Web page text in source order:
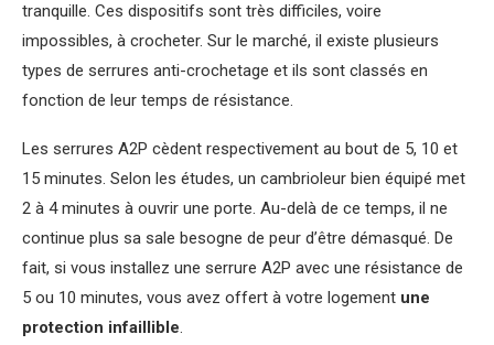
tranquille. Ces dispositifs sont très difficiles, voire
impossibles, à crocheter. Sur le marché, il existe plusieurs
types de serrures anti-crochetage et ils sont classés en
fonction de leur temps de résistance.
Les serrures A2P cèdent respectivement au bout de 5, 10 et
15 minutes. Selon les études, un cambrioleur bien équipé met
2 à 4 minutes à ouvrir une porte. Au-delà de ce temps, il ne
continue plus sa sale besogne de peur d’être démasqué. De
fait, si vous installez une serrure A2P avec une résistance de
5 ou 10 minutes, vous avez offert à votre logement une
protection infaillible.